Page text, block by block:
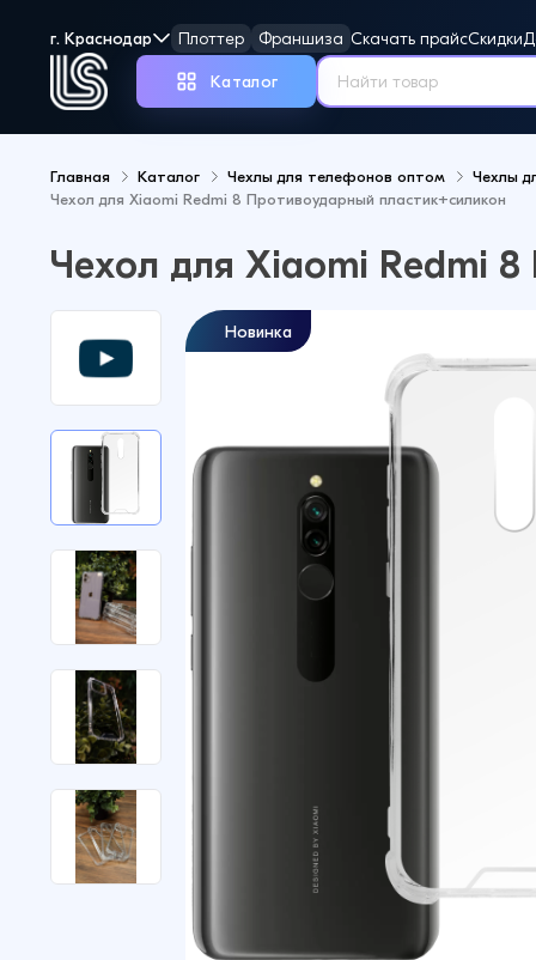
г. Краснодар Франшиза
Плоттер Скачать прайсСкидки
Каталог
Главная Каталог Чехлы для телефонов оптом
Чехлы
Чехол для Xiaomi Redmi 8 Противоударный пластик+силикон
Чехол для Xiaomi Redmi
Новинка